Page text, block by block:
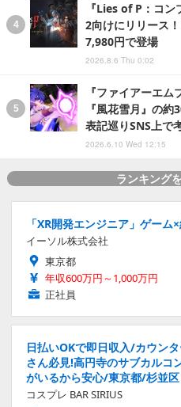
『Lies of P：コ
2向けにリリース
7,980円で登場
2026.8.6 Thu 0:02
『ファイアーエ
『風花雪月』の
表記巡りSNS上で
2026.6.10 Wed 12:15
ランキング
「XR開発エンジニア」ゲー
イーソル株式会社
東京都
年収600万円～1,000万円
正社員
日払いOKで即日収入/カウン
さん必見!高円寺のサブカルコ
がいるから安心/東京都/杉並区
コスプレ BAR SIRIUS